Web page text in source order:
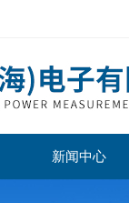
新闻中心